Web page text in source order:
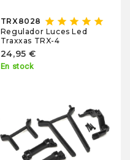
TRX8028 star star star star star
Regulador Luces Led
Traxxas TRX-4
24,95 €
En stock